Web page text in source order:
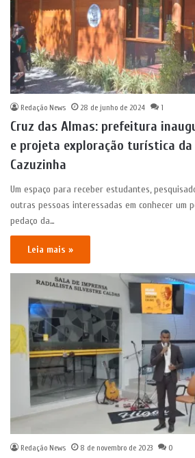
Redação News 28 de junho de 2024 1
Cruz das Almas: prefeitura
e projeta exploração turística
Cazuzinha
Um espaço para receber estudantes,
outras pessoas interessadas em conhecer um
pedaço da…
Leia mais »
Redação News 8 de novembro de 2023 0